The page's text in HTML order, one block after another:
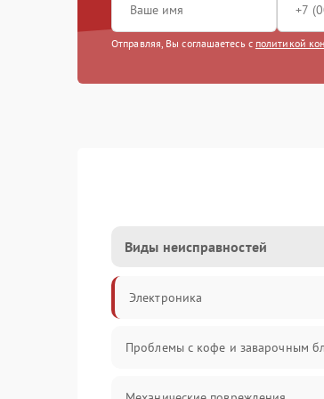
Отправляя, Вы соглашаетесь с политикой
Виды неисправностей
Электроника
Проблемы с кофе и заварочным